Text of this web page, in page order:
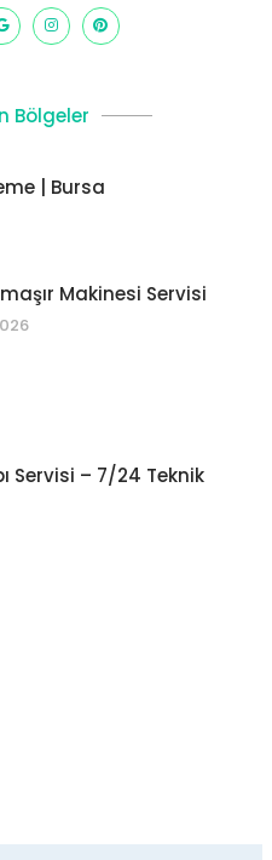
Bölgeler
| Bursa
Makinesi Servisi
Servisi – 7/24 Teknik